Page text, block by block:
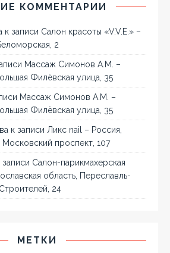
КОММЕНТАРИИ
к записи Салон красоты «V.V.E.» –
2
Массаж Симонов А.М. –
Филёвская улица, 35
Массаж Симонов А.М. –
Филёвская улица, 35
к записи Ликс nail – Россия,
проспект, 107
записи Салон-парикмахерская
область, Переславль-
24
МЕТКИ